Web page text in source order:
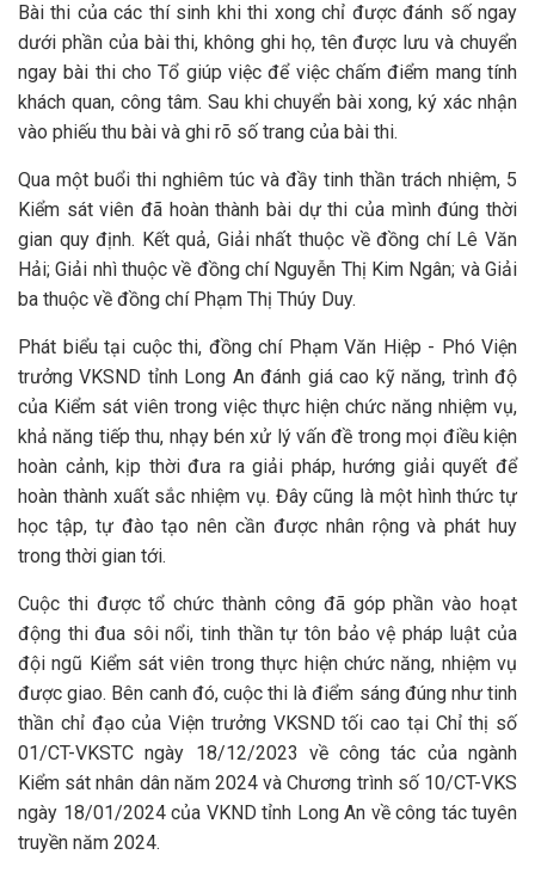
Bài thi của các thí sinh khi thi xong chỉ được đánh số ngay
dưới phần của bài thi, không ghi họ, tên được lưu và chuyển
ngay bài thi cho Tổ giúp việc để việc chấm điểm mang tính
khách quan, công tâm. Sau khi chuyển bài xong, ký xác nhận
vào phiếu thu bài và ghi rõ số trang của bài thi.
Qua một buổi thi nghiêm túc và đầy tinh thần trách nhiệm, 5
Kiểm sát viên đã hoàn thành bài dự thi của mình đúng thời
gian quy định. Kết quả, Giải nhất thuộc về đồng chí Lê Văn
Hải; Giải nhì thuộc về đồng chí Nguyễn Thị Kim Ngân; và Giải
ba thuộc về đồng chí Phạm Thị Thúy Duy.
Phát biểu tại cuộc thi, đồng chí Phạm Văn Hiệp - Phó Viện
trưởng VKSND tỉnh Long An đánh giá cao kỹ năng, trình độ
của Kiểm sát viên trong việc thực hiện chức năng nhiệm vụ,
khả năng tiếp thu, nhạy bén xử lý vấn đề trong mọi điều kiện
hoàn cảnh, kịp thời đưa ra giải pháp, hướng giải quyết để
hoàn thành xuất sắc nhiệm vụ. Đây cũng là một hình thức tự
học tập, tự đào tạo nên cần được nhân rộng và phát huy
trong thời gian tới.
Cuộc thi được tổ chức thành công đã góp phần vào hoạt
động thi đua sôi nổi, tinh thần tự tôn bảo vệ pháp luật của
đội ngũ Kiểm sát viên trong thực hiện chức năng, nhiệm vụ
được giao. Bên canh đó, cuộc thi là điểm sáng đúng như tinh
thần chỉ đạo của Viện trưởng VKSND tối cao tại Chỉ thị số
01/CT-VKSTC ngày 18/12/2023 về công tác của ngành
Kiểm sát nhân dân năm 2024 và Chương trình số 10/CT-VKS
ngày 18/01/2024 của VKND tỉnh Long An về công tác tuyên
truyền năm 2024.